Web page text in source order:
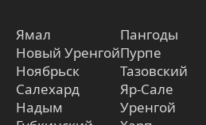
Ямал
Новый Уренгой
Ноябрьск
Салехард
Надым
Пангоды
Пурпе
Тазовский
Яр-Сале
Уренгой